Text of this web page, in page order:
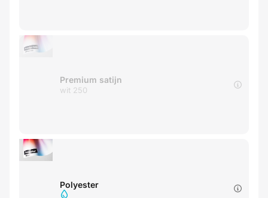
Premium satijn
wit 250
Polyester